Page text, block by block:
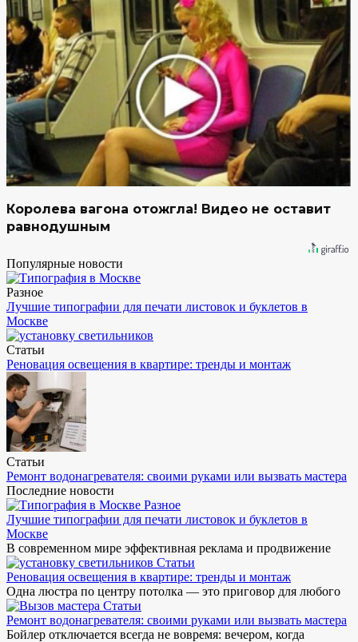
Королева вагона отожгла! Видео не оставит
равнодушным
Популярные новости
Разное
Лучшие типографии для печати листовок и буклетов в
Москве
Статьи
Реновация освещения в квартире: тренды и монтаж
Статьи
Ремонт водонагревателя: своими руками или вызвать мастера
Последние новости
Разное
Лучшие типографии для печати листовок и буклетов в
Москве
В современном мире эффективная реклама и продвижение
Статьи
Реновация освещения в квартире: тренды и монтаж
Одна люстра по центру потолка — это приговор для любого
Статьи
Ремонт водонагревателя: своими руками или вызвать мастера
Бойлер отключается всегда не вовремя: вечером, когда